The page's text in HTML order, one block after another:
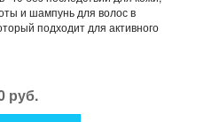
и шампунь для волос в
подходит для активного
руб.